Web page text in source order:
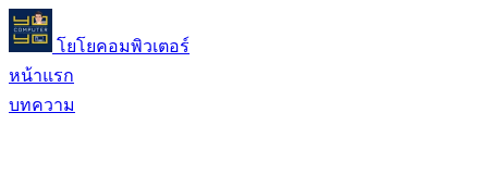
โยโยคอมพิวเตอร์
หน้าแรก
บทความ